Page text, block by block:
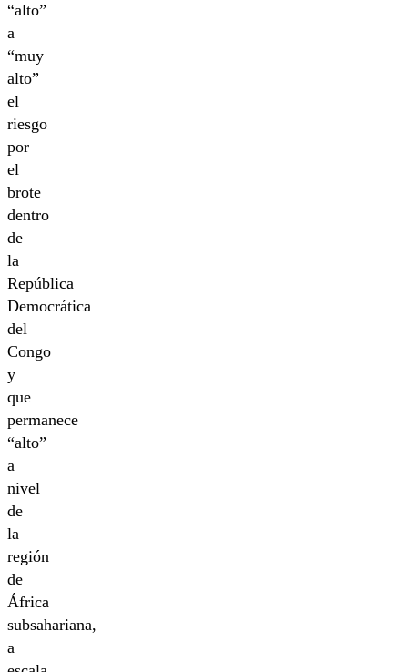
“alto”
a
“muy
alto”
el
riesgo
por
el
brote
dentro
de
la
República
Democrática
del
Congo
y
que
permanece
“alto”
a
nivel
de
la
región
de
África
subsahariana,
a